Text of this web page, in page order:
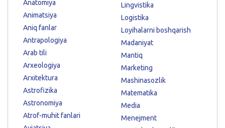
Anatomiya
Animatsiya
Aniq fanlar
Antrapologiya
Arab tili
Arxeologiya
Arxitektura
Astrofizika
Astronomiya
Atrof-muhit fanlari
Lingvistika
Logistika
Loyihalarni boshqarish
Madaniyat
Mantiq
Marketing
Mashinasozlik
Matematika
Media
Menejment